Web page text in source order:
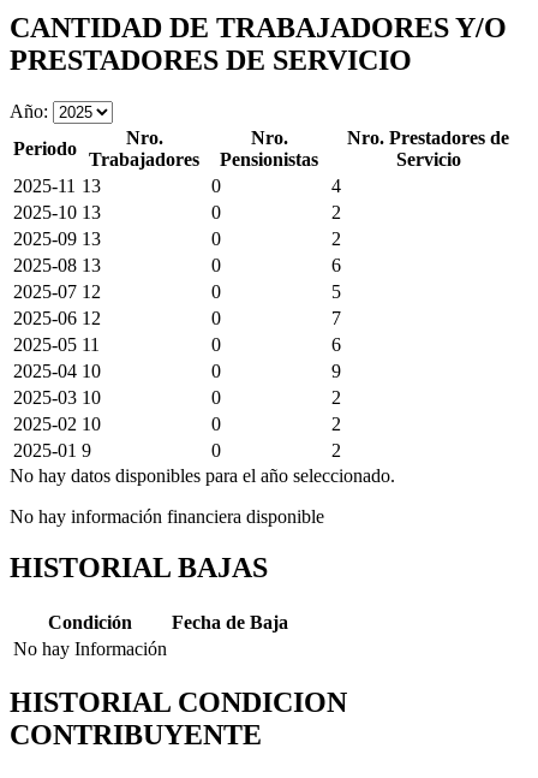
CANTIDAD DE TRABAJADORES Y/O
PRESTADORES DE SERVICIO
Año:
Periodo
Nro.
Trabajadores
Nro.
Pensionistas
Nro. Prestadores de
Servicio
2025-11 13 0
4
2025-10 13 0
2
2025-09 13 0
2
2025-08 13 0
6
2025-07 12 0
5
2025-06 12 0
7
2025-05 11 0
6
2025-04 10 0
9
2025-03 10 0
2
2025-02 10 0
2
2025-01 9 0
2
No hay datos disponibles para el año seleccionado.
No hay información financiera disponible
HISTORIAL BAJAS
Condición
Fecha de Baja
No hay Información
HISTORIAL CONDICION
CONTRIBUYENTE